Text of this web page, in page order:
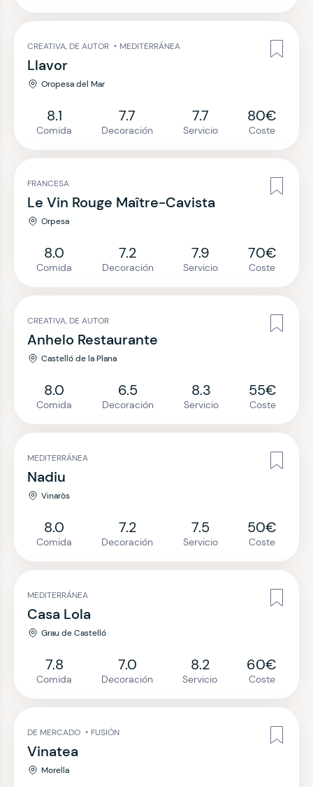
CREATIVA, DE AUTOR • MEDITERRÁNEA
Llavor
Oropesa del Mar
8.1
Comida
7.7
Decoración
7.7
Servicio
80€
Coste
FRANCESA
Le Vin Rouge Maître-Cavista
Orpesa
8.0
Comida
7.2
Decoración
7.9
Servicio
70€
Coste
CREATIVA, DE AUTOR
Anhelo Restaurante
Castelló de la Plana
8.0
Comida
6.5
Decoración
8.3
Servicio
55€
Coste
MEDITERRÁNEA
Nadiu
Vinaròs
8.0
Comida
7.2
Decoración
7.5
Servicio
50€
Coste
MEDITERRÁNEA
Casa Lola
Grau de Castelló
7.8
Comida
7.0
Decoración
8.2
Servicio
60€
Coste
DE MERCADO • FUSIÓN
Vinatea
Morella